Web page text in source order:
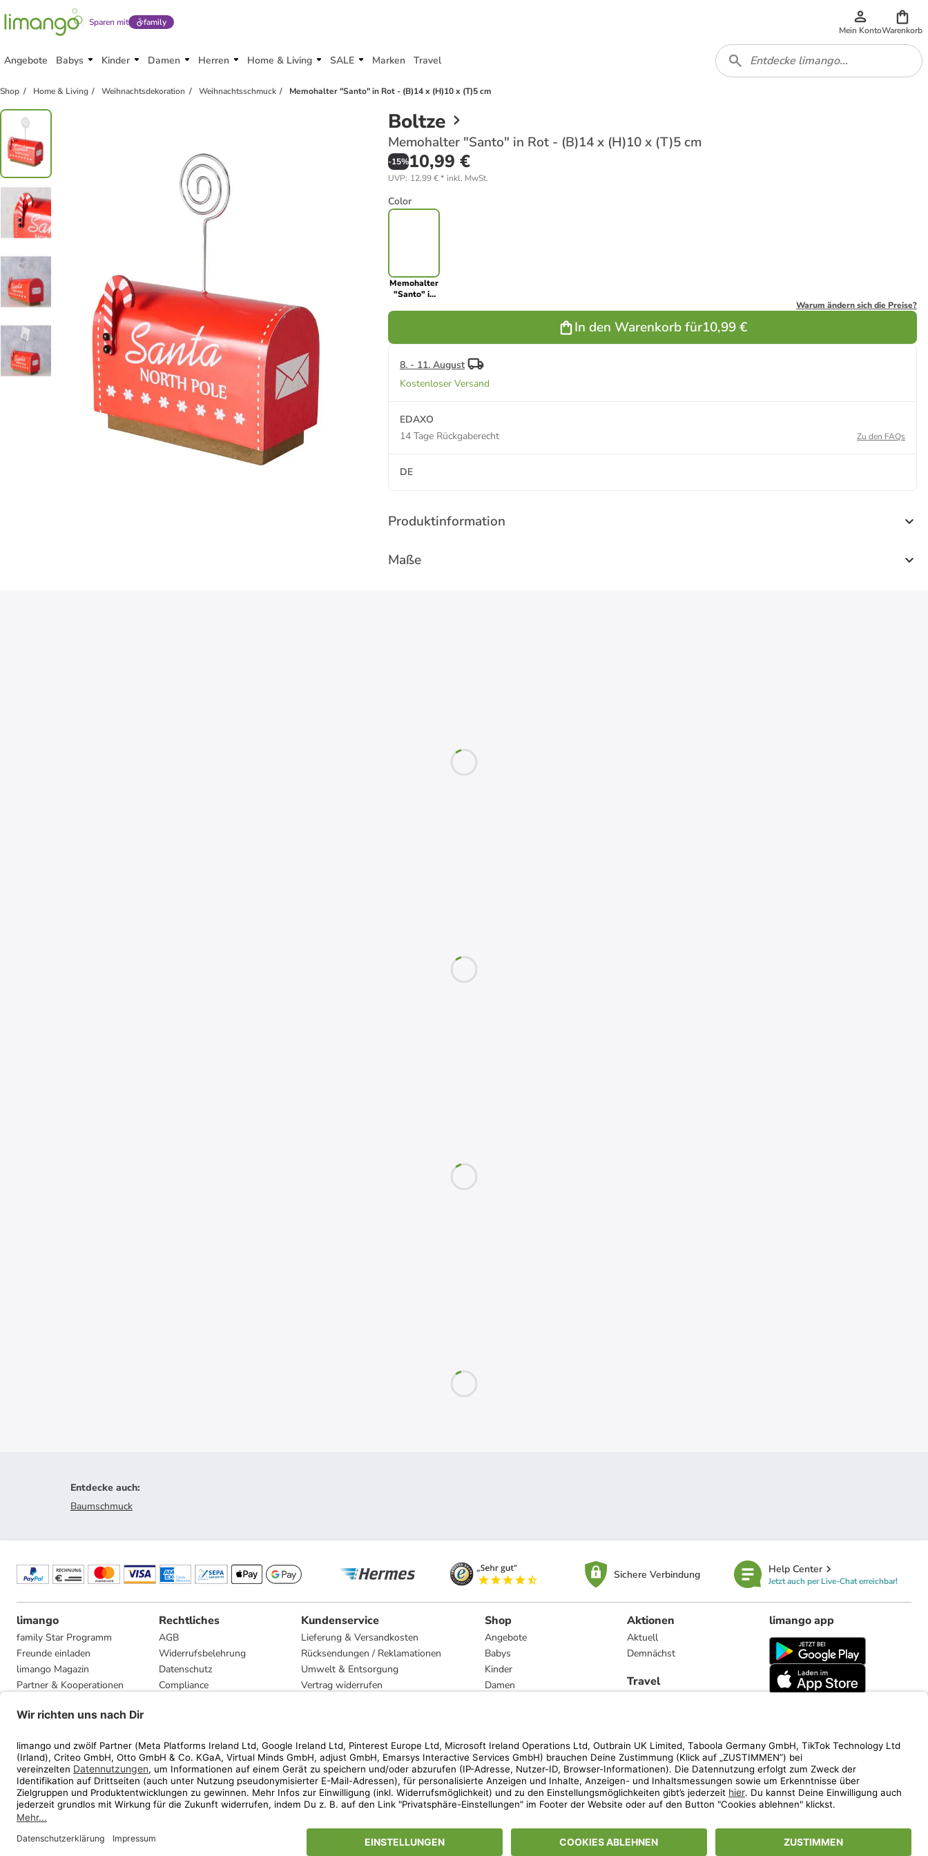
Sparen mit family
Mein KontoWarenkorb
Angebote Babys Kinder Damen Herren Home & Living SALE Marken Travel
Shop Home & Living Weihnachtsdekoration Weihnachtsschmuck Memohalter "Santo" in Rot - (B)14 x (H)10 x (T)5 cm
Boltze
Memohalter "Santo" in Rot - (B)14 x (H)10 x (T)5 cm
-15%10,99 €
UVP: 12,99 €* inkl. MwSt.
Color
Memohalter
"Santo" in
(H)10 x (T)5
Warum ändern sich die Preise?
In den Warenkorb für10,99 €
8. - 11. August
Kostenloser Versand
EDAXO
14 Tage Rückgaberecht
Zu den FAQs
DE
Produktinformation
Maße
Entdecke auch:
Baumschmuck
Sichere Verbindung Help Center
Jetzt auch per Live-Chat erreichbar!
limango
family Star Programm
Freunde einladen
limango Magazin
Partner & Kooperationen
Presse
Rechtliches
AGB
Widerrufsbelehrung
Datenschutz
Compliance
Kundenservice
Lieferung & Versandkosten
Rücksendungen / Reklamationen
Umwelt & Entsorgung
Vertrag widerrufen
Shop
Angebote
Babys
Kinder
Damen
Marken
Aktionen
Aktuell
Demnächst
Travel
limango app
limango.nl limango.pl
* Streichpreise entsprechen der unverbindlichen Preisempfehlung des Herstellers. Prozentangaben beziehen sich auf den Streichpreis.
ᵃ Die jeweils aktuellen Teilnahmebedingungen unserer Freunde-werben-Freunde-Aktionen findest Du unterwww.limango.de/einladen